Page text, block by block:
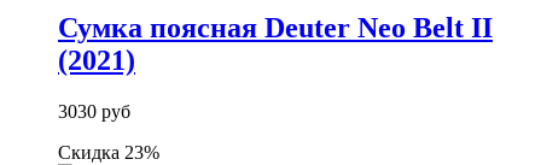
Сумка поясная Deuter Neo Belt II
(2021)
3030 руб
Скидка 23%